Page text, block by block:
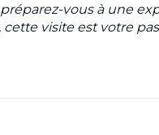
vous à une
visite est votre